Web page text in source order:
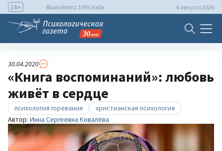
18+ Выходит с 1995 года 6 августа 2026
30.04.2020
«Книга воспоминаний»: любовь
живёт в сердце
психология горевания
христианская психология
Автор: Инна Сергеевна Ковалёва